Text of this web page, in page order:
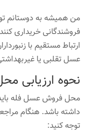
من همیشه به دوستانم
فروشندگانی خریداری
ارتباط مستقیم با
عسل تقلبی یا
نحوه ارزیابی
محل فروش عسل فله
داشته باشد. هنگام
توجه کنید: